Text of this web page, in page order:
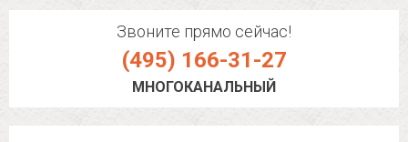
Звоните прямо сейчас!
(495) 166-31-27
МНОГОКАНАЛЬНЫЙ